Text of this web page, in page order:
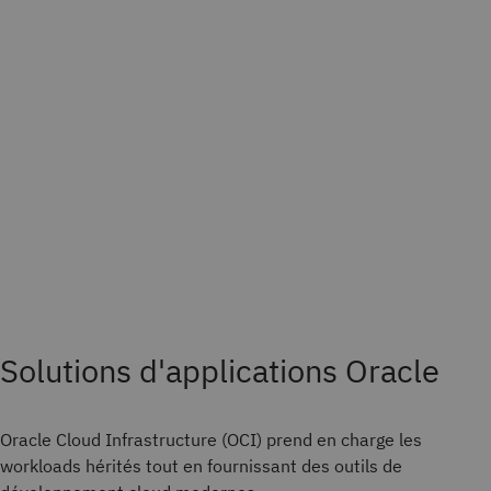
Solutions d'applications Oracle
Oracle Cloud Infrastructure (OCI) prend en charge les
workloads hérités tout en fournissant des outils de